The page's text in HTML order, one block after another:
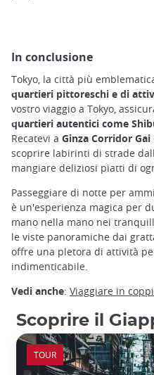
In conclusione
Tokyo, la città più
quartieri pittoreschi e di
vostro viaggio a Tokyo,
quartieri autentici come
Recatevi a Ginza Corridor Gai
scoprire labirinti di strade
mangiare deliziosi piatti di
Passeggiare di notte per
è un'esperienza magica per
mano nella mano nei
le viste panoramiche dai
offre una pletora di attività
indimenticabile.
Vedi anche: Viaggiare in
Scoprire il
TOUR